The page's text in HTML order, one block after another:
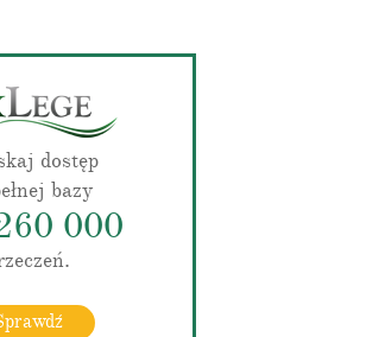
dostęp
bazy
000